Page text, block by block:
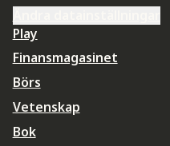
Play
Finansmagasinet
Börs
Vetenskap
Bok